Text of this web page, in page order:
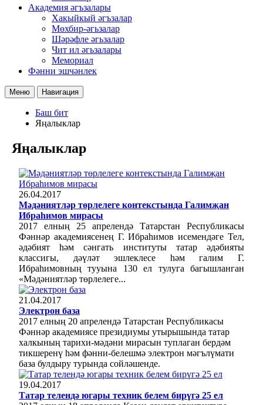
Академия әгъзалары
Хакыйкый әгъзалар
Мөхбир-әгьзалар
Шәрәфле әгьзалар
Чит ил әгьзалары
Мемориал
Фәнни эшчәнлек
Меню Навигация
Баш бит
Яңалыклар
Яңалыклар
26.04.2017
Мәдәниятләр төрлелеге контекстында Галимҗан
Ибраһимов мирасы
2017 елның 25 апрелендә Татарстан Республикасы
Фәннәр академиясенең Г. Ибраһимов исемендәге Тел,
әдәбият һәм сәнгать институты татар әдәбияты
классигы, дәүләт эшлеклесе һәм галим Г.
Ибраһимовның тууына 130 ел тулуга багышланган
«Мәдәниятләр төрлелеге...
21.04.2017
Электрон база
2017 елның 20 апрелендә Татарстан Республикасы
Фәннәр академиясе президиумы утырышында татар
халкының тарихи-мәдәни мирасын туплаган бердәм
тикшеренү һәм фәнни-белешмә электрон мәгълүмати
база булдыру турында сойләшенде.
19.04.2017
Татар телендә югары техник белем бирүгә 25 ел